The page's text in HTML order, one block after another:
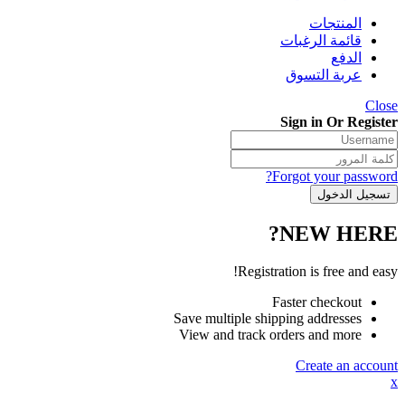
المنتجات
قائمة الرغبات
الدفع
عربة التسوق
Close
Sign in Or Register
Forgot your password?
NEW HERE?
Registration is free and easy!
Faster checkout
Save multiple shipping addresses
View and track orders and more
Create an account
x